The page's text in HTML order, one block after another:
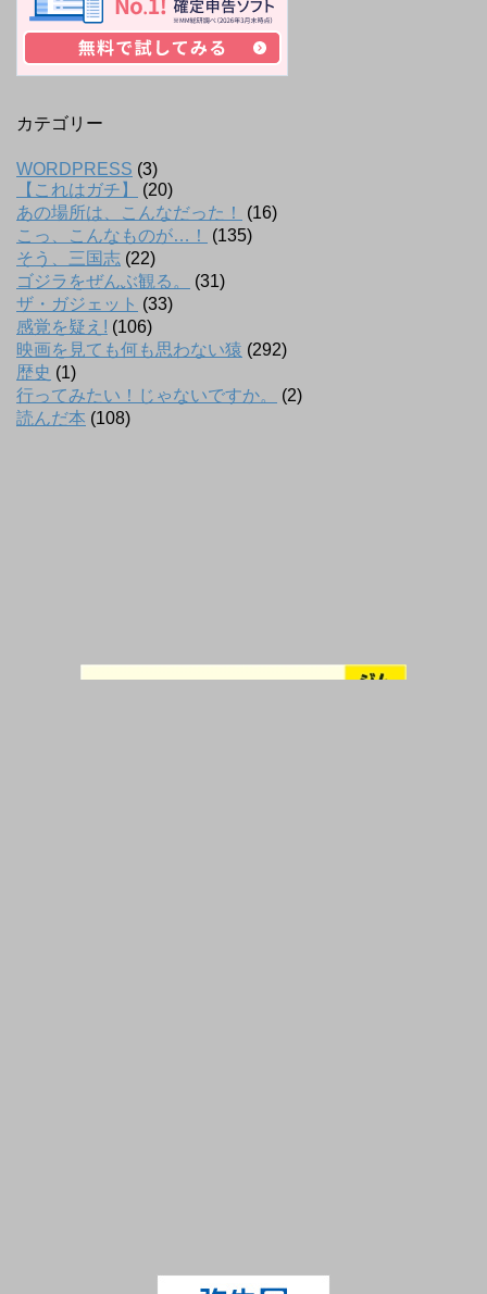
カテゴリー
WORDPRESS (3)
【これはガチ】
(20)
あの場所は、こんなだった！
(16)
こっ、こんなものが…！
(135)
そう、三国志 (22)
ゴジラをぜんぶ観る。
(31)
ザ・ガジェット (33)
感覚を疑え! (106)
映画を見ても何も思わない猿 (292)
歴史 (1)
行ってみたい！じゃないですか。
(2)
読んだ本 (108)